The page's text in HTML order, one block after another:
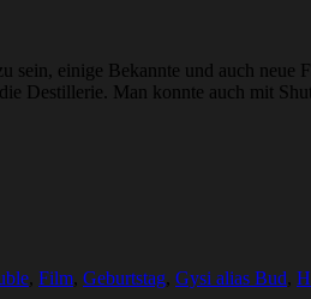
einige Bekannte und auch
Destillerie. Man konnte auch mit
, Film, Geburtstag, Gysi alias Bud,